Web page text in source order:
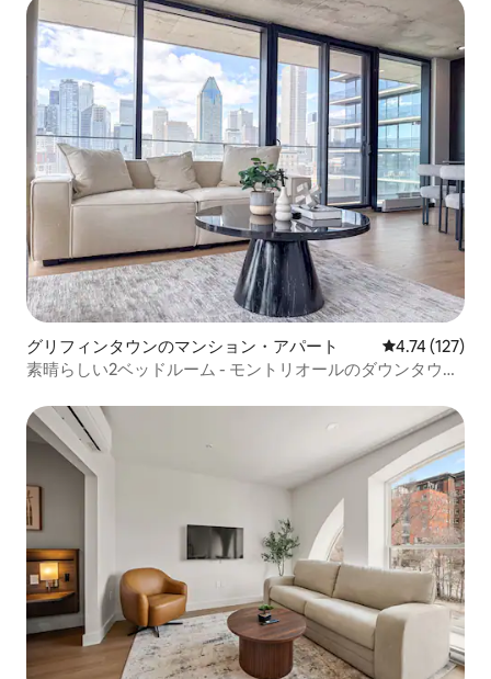
グリフィンタウンのマンション・アパート レビュー127
4.74 (127)
素晴らしい2ベッドルーム - モントリオールのダウンタウン